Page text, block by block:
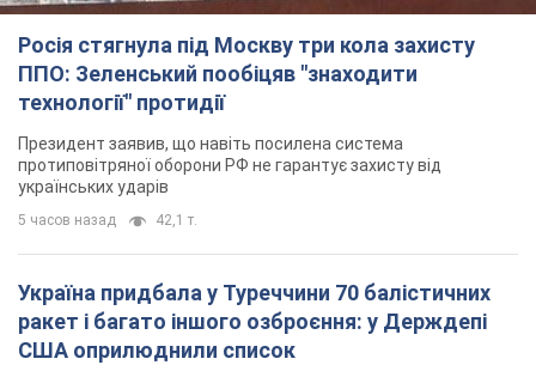
Росія стягнула під Москву три кола захисту
ППО: Зеленський пообіцяв "знаходити
технології" протидії
Президент заявив, що навіть посилена система
протиповітряної оборони РФ не гарантує захисту від
українських ударів
5 часов назад 42,1 т.
Україна придбала у Туреччини 70 балістичних
ракет і багато іншого озброєння: у Держдепі
США оприлюднили список